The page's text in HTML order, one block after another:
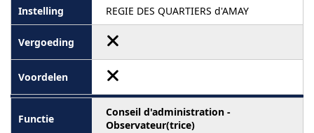
REGIE DES QUARTIERS d'AMAY
Conseil d'administration -
Observateur(trice)